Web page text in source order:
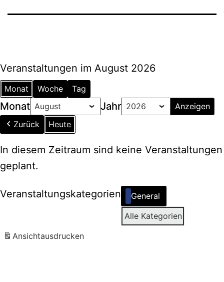
Veranstaltungen im August 2026
Monat Woche Tag
Monat Jahr
Zurück Heute
In diesem Zeitraum sind keine Veranstaltungen
geplant.
Veranstaltungskategorien
General
Alle Kategorien
Ansichtausdrucken